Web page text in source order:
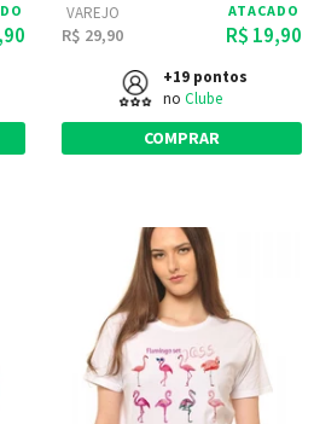
VAREJO
R$ 29,90
ATACADO
R$ 19,90
+19 pontos
no Clube
COMPRAR